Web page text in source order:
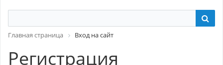
Главная страница Вход на сайт
Регистрация